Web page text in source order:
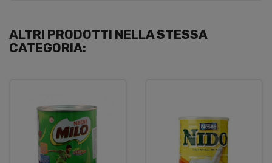
ALTRI PRODOTTI NELLA STESSA
CATEGORIA: